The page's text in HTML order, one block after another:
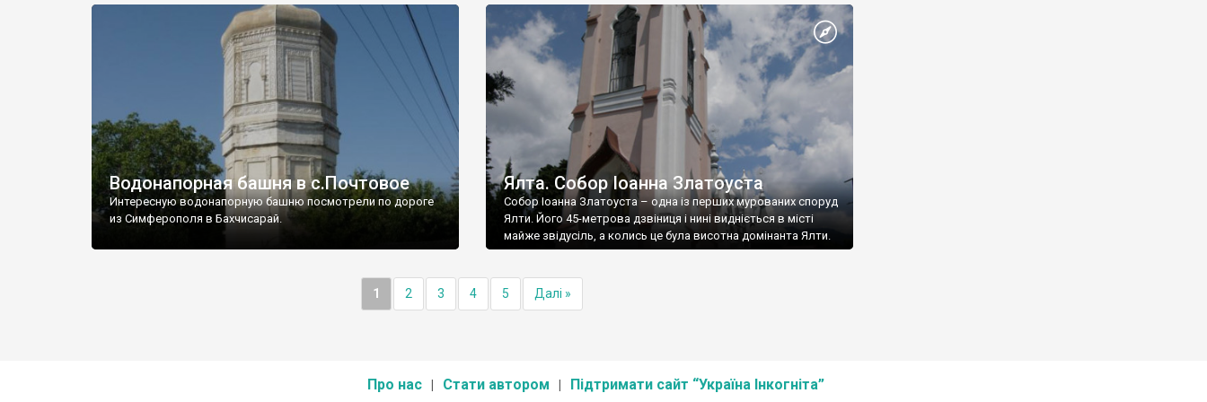
Водонапорная башня в с.Почтовое
Интересную водонапорную башню посмотрели по дороге
из Симферополя в Бахчисарай.
Ялта. Собор Іоанна Златоуста
Собор Іоанна Златоуста – одна із перших мурованих споруд
Ялти. Його 45-метрова дзвіниця і нині видніється в місті
майже звідусіль, а колись це була висотна домінанта Ялти.
1 2 3 4 5 Далі »
Про нас Стати автором Підтримати сайт “Україна Інкогніта”